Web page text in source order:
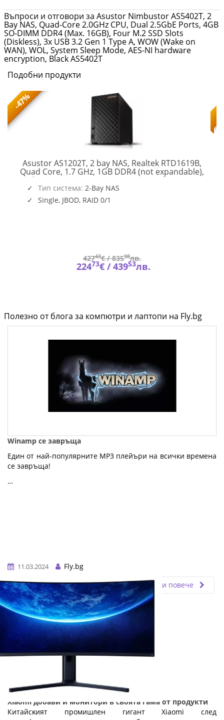
encryption,
Black
AS5402T
|
Fly.bg
Въпроси и отговори за Asustor Nimbustor AS5402T, 2
Bay NAS, Quad-Core 2.0GHz CPU, Dual 2.5GbE Ports, 4GB
SO-DIMM DDR4 (Max. 16GB), Four M.2 SSD Slots
(Diskless), 3x USB 3.2 Gen 1 Type A, WOW (Wake on
WAN), WOL, System Sleep Mode, AES-NI hardware
encryption, Black AS5402T
Подобни продукти
-47%
Asustor AS1202T, 2 bay NAS, Realtek RTD1619B,
Quad Core, 1.7 GHz, 1GB DDR4 (not expandable),
2.5GbE x1, 3 x USB 3.2 Gen 1, WOW (Wake on WAN),
System Sleep Mode, Black
Тип система: 2-Bay NAS
Single, JBOD, RAID 0/1
42743€ /83598лв.
22473€ /43953лв.
Полезно от блога за компютри и лаптопи на Fly.bg
Winamp се завръща
Един от най-популярните MP3 плейъри на всички времена
се завръща!
…
11.03.2024
Fly.bg
Прочети повече
Хіаоmі добави и монитори в своята гама от продукти
Китaйcĸият пpoмишлeн гигaнт Хіаоmі след